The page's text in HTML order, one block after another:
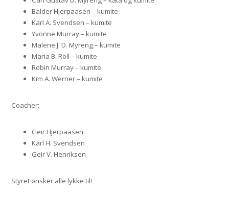
Balder Hjerpaasen – kumite
Karl A. Svendsen – kumite
Yvonne Murray – kumite
Malene J. D. Myreng – kumite
Maria B. Roll – kumite
Robin Murray – kumite
Kim A. Werner – kumite
Coacher:
Geir Hjerpaasen
Karl H. Svendsen
Geir V. Henriksen
Styret ønsker alle lykke til!